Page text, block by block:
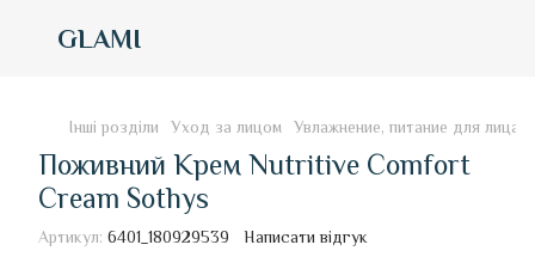
GLAMI
Інші розділи Уход за лицом Увлажнение, питание для лица
Поживний Крем Nutritive Comfort
Cream Sothys
Артикул: 6401_180929539 Написати відгук